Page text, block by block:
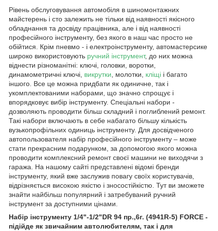
Рівень обслуговування автомобіля в шиномонтажних
майстерень і сто залежить не тільки від наявності якісного
обладнання та досвіду працівника, але і від наявності
професійного інструменту, без якого в наш час просто не
обійтися. Крім пневмо - і електроінструменту, автомастерсике
широко використовують ручний інструмент, до них можна
віднести різноманітні: ключі, головки, воротки,
динамометричні ключі, викрутки , молотки, кліщі і багато
іншого. Все це можна придбати як одиничне, так і
укомплектованими наборами, що значно спрощує і
впорядковує вибір інструменту. Спеціальні набори -
дозволяють проводити більш складний і поглиблений ремонт.
Такі набори включають в себе набагато більшу кількість
вузькопрофільних одиниць інструменту. Для досвідченого
автопользователя набір професійного інструменту – може
стати прекрасним подарунком, за допомогою якого можна
проводити комплексний ремонт своєї машини не виходячи з
гаража. На нашому сайті представлені відомі бренди
інструменту, який вже заслужив повагу своїх користувачів,
відрізняється високою якістю і зносостійкістю. Тут ви зможете
знайти найбільш популярний і затребуваний ручний
інструмент за доступними цінами.
Набір інструменту 1/4"-1/2"DR 94 пр.,6г. (4941R-5) FORCE -
підійде як звичайним автолюбителям, так і для